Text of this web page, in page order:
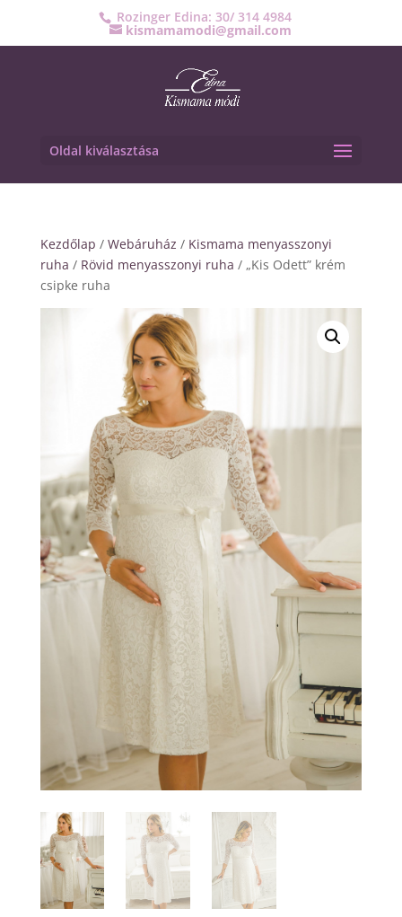
Rozinger Edina: 30/ 314 4984
kismamamodi@gmail.com
Oldal kiválasztása
Kezdőlap / Webáruház / Kismama menyasszonyi
ruha / Rövid menyasszonyi ruha / „Kis Odett” krém
csipke ruha